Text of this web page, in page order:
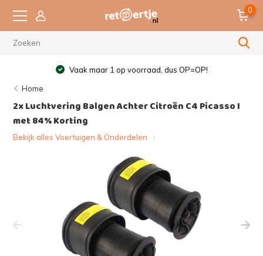
0
Vaak maar 1 op voorraad, dus OP=OP!
Home
2x Luchtvering Balgen Achter Citroën C4 Picasso I
met 84% Korting
Bekijk alles Voertuigen & Onderdelen